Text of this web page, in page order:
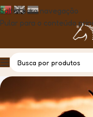
Saltar para navegação
Pular para o conteúdo